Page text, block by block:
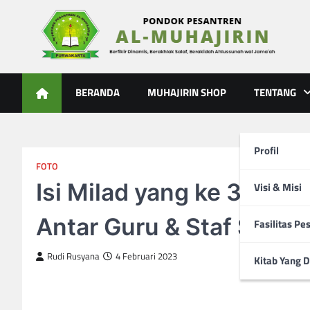
Al-Muhajirin
BERANDA MUHAJIRIN SHOP TENTANG
Profil
Visi & Misi
Fasilitas
Kitab Yang
FOTO
Isi Milad yang ke 30
Antar Guru & Staf Se
Rudi Rusyana 4 Februari 2023